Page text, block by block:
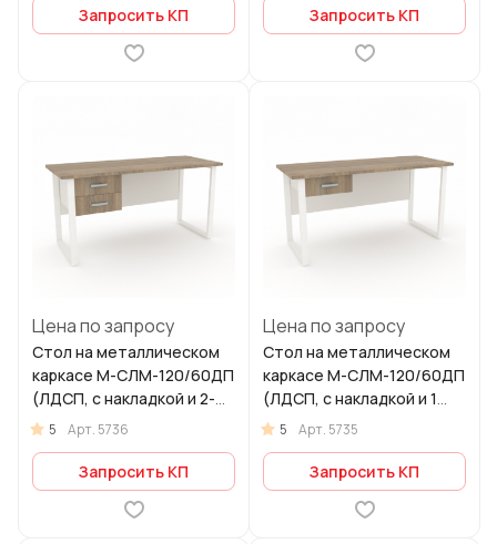
Запросить КП Запросить КП
Цена по запросу
Стол на металлическом
каркасе М-СЛМ-120/60ДП
(ЛДСП, с накладкой и 2-мя
ящиками в комплекте)
(ширина 1200 мм)
5 Арт. 5736
Запросить КП
Цена по запросу
Стол на металлическом
каркасе М-СЛМ-120/60ДП
(ЛДСП, с накладкой и 1
ящиком в комплекте)
(ширина 1200 мм)
5 Арт. 5735
Запросить КП